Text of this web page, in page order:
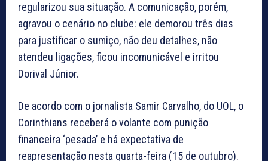
regularizou sua situação. A comunicação, porém,
agravou o cenário no clube: ele demorou três dias
para justificar o sumiço, não deu detalhes, não
atendeu ligações, ficou incomunicável e irritou
Dorival Júnior.
De acordo com o jornalista Samir Carvalho, do UOL, o
Corinthians receberá o volante com punição
financeira ‘pesada’ e há expectativa de
reapresentação nesta quarta-feira (15 de outubro).